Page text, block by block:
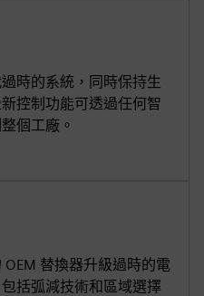
時的系統，同時保持生
控制功能可透過任何智
個工廠。
替換器升級過時的電
括弧減技術和區域選擇